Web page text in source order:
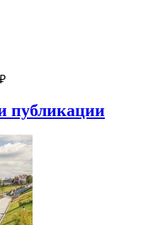
публикации